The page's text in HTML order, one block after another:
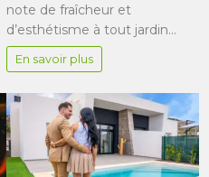
note de fraîcheur et
d’esthétisme à tout jardin…
En savoir plus